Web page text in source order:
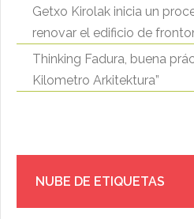
Getxo Kirolak inicia un
renovar el edificio de
Thinking Fadura, buena
Kilometro Arkitektura”
NUBE DE ETIQUETAS